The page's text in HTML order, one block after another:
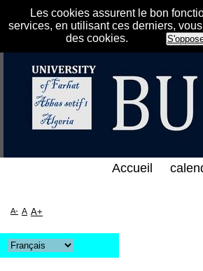
Les cookies assurent le bon
services, en utilisant ces derniers,
des cookies.
الخط المباشر لمكتبة كلية
Accueil
A- A A+